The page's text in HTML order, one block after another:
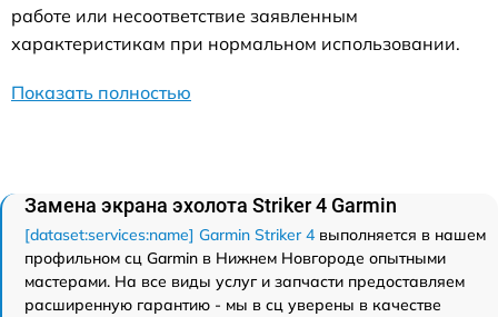
работе или несоответствие заявленным
характеристикам при нормальном использовании.
Показать полностью
Замена экрана эхолота Striker 4 Garmin
[dataset:services:name] Garmin Striker 4 выполняется в нашем
профильном сц Garmin в Нижнем Новгороде опытными
мастерами. На все виды услуг и запчасти предоставляем
расширенную гарантию - мы в сц уверены в качестве